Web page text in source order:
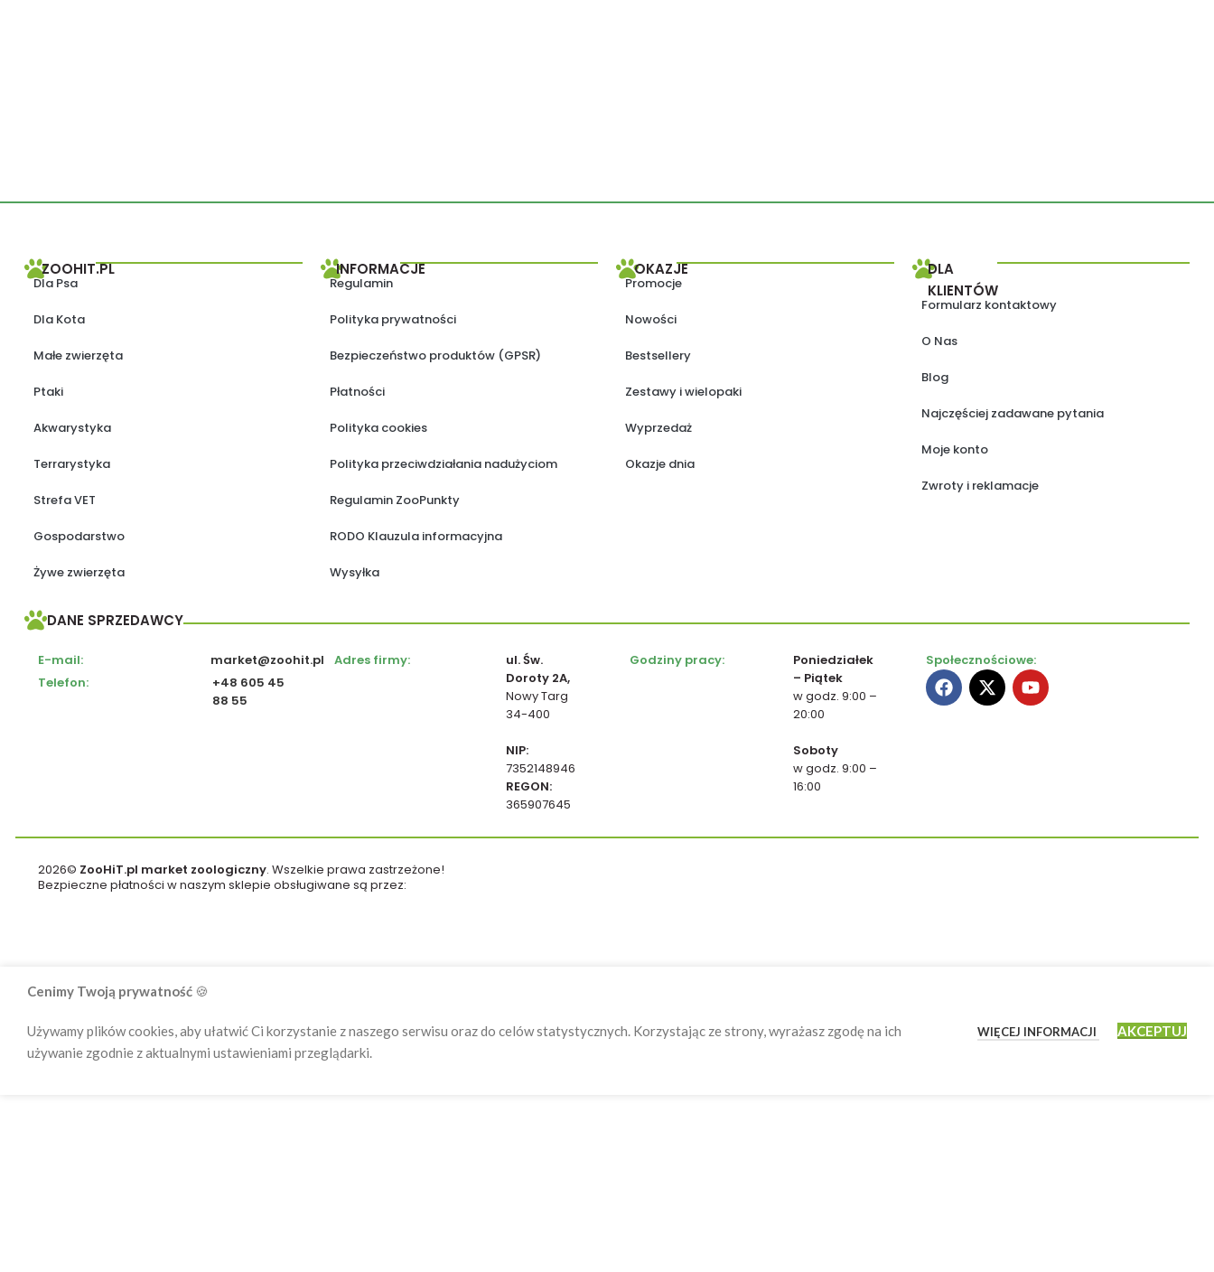
ZOOHIT.PL
Dla Psa
Dla Kota
Małe zwierzęta
Ptaki
Akwarystyka
Terrarystyka
Strefa VET
Gospodarstwo
Żywe zwierzęta
INFORMACJE
Regulamin
Polityka prywatności
Bezpieczeństwo produktów (GPSR)
Płatności
Polityka cookies
Polityka przeciwdziałania nadużyciom
Regulamin ZooPunkty
RODO Klauzula informacyjna
Wysyłka
OKAZJE
Promocje
Nowości
Bestsellery
Zestawy i wielopaki
Wyprzedaż
Okazje dnia
DLA
KLIENTÓW
Formularz kontaktowy
O Nas
Blog
Najczęściej zadawane pytania
Moje konto
Zwroty i reklamacje
DANE SPRZEDAWCY
E-mail:
market@zoohit.pl
Telefon:
+48 605 45
88 55
Adres firmy:
ul. Św.
Doroty 2A,
Nowy Targ
34-400
NIP:
7352148946
REGON:
365907645
Godziny pracy:
Poniedziałek
– Piątek
w godz. 9:00 –
20:00
Soboty
w godz. 9:00 –
16:00
Społecznościowe:
2026© ZooHiT.pl market zoologiczny. Wszelkie prawa zastrzeżone!
Bezpieczne płatności w naszym sklepie obsługiwane są przez:
Cenimy Twoją prywatność 🍪
Używamy plików cookies, aby ułatwić Ci korzystanie z naszego serwisu oraz do celów statystycznych. Korzystając ze strony, wyrażasz zgodę na ich
używanie zgodnie z aktualnymi ustawieniami przeglądarki.
WIĘCEJ INFORMACJI AKCEPTUJ